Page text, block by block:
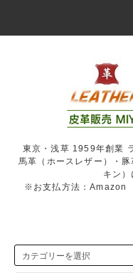
東京・浅草 1959年創業
馬革（ホースレザー）・
キン
※お支払方法：